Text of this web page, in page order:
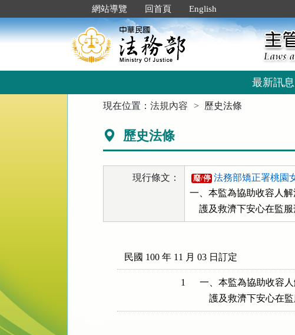
到
主
要
網站導覽 回首頁 English
最新訊息
現在位置：法規內容 歷史法條
歷史法條
現行條文： 廢/停 法務部矯正署桃園
一、本監為協助收容人
護及救濟下安心在監
民國 100 年 11 月 03 日訂定
1
一、本監為協助收容
護及救濟下安心在